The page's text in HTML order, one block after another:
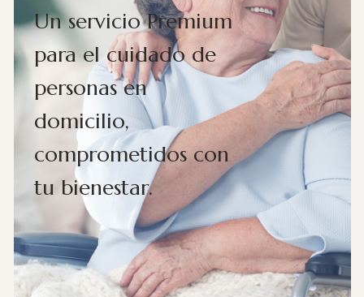
Un servicio Premium
para el cuidado de
personas en
domicilio,
comprometidos con
tu bienestar.